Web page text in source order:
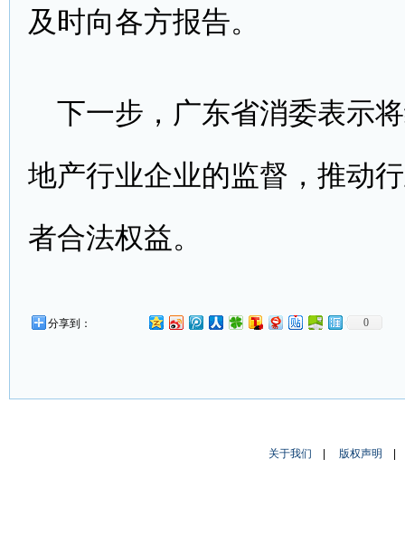
及时向各方报告。
下一步，广东省消委表示
地产行业企业的监督，推动
者合法权益。
分享到： 0
关于我们 版权声明